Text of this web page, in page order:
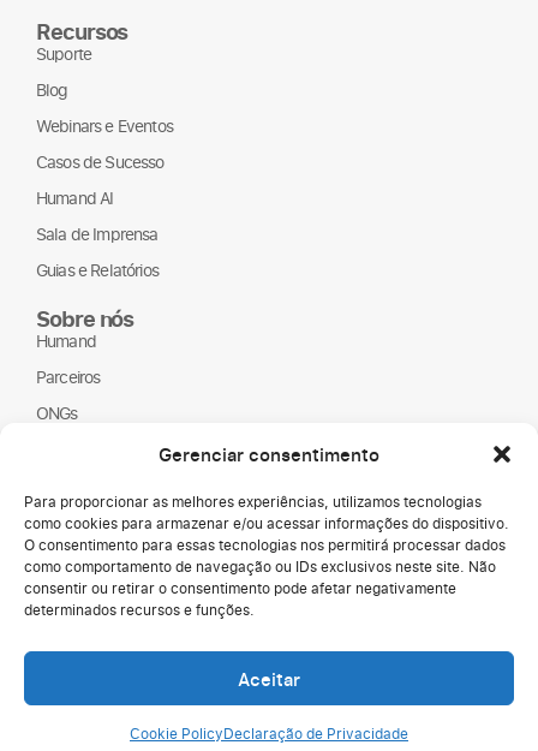
Gerenciar consentimento
Para proporcionar as melhores experiências, utilizamos tecnologias
como cookies para armazenar e/ou acessar informações do dispositivo.
O consentimento para essas tecnologias nos permitirá processar dados
como comportamento de navegação ou IDs exclusivos neste site. Não
consentir ou retirar o consentimento pode afetar negativamente
determinados recursos e funções.
Aceitar
Cookie PolicyDeclaração de Privacidade
Recursos
Suporte
Blog
Webinars e Eventos
Casos de Sucesso
Humand AI
Sala de Imprensa
Guias e Relatórios
Sobre nós
Humand
Parceiros
ONGs
Termos de uso
Política de privacidade